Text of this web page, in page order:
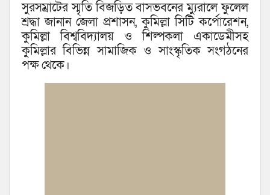
সুরসম্রাটের স্মৃতি বিজড়িত বাসভবনের ম্যুরালে ফুলেল
শ্রদ্ধা জানান জেলা প্রশাসন, কুমিল্লা সিটি কর্পোরেশন,
কুমিল্লা বিশ্ববিদ্যালয় ও শিল্পকলা একাডেমীসহ
কুমিল্লার বিভিন্ন সামাজিক ও সাংস্কৃতিক সংগঠনের
পক্ষ থেকে।